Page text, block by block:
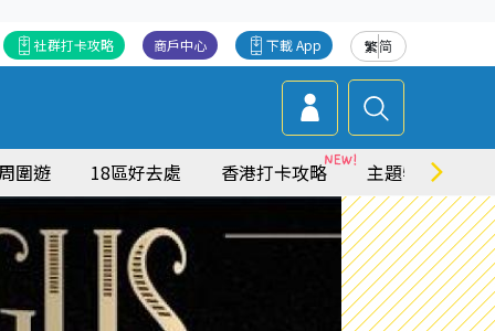
繁简
下載 App
商戶中心
社群打卡攻略
圍遊 18區好去處 香港打卡攻略 主題特集